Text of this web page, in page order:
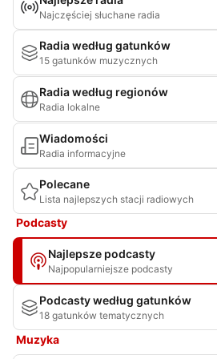
Najczęściej słuchane radia
Radia według gatunków
15 gatunków muzycznych
Radia według regionów
Radia lokalne
Wiadomości
Radia informacyjne
Polecane
Lista najlepszych stacji radiowych
Podcasty
Najlepsze podcasty
Najpopularniejsze podcasty
Podcasty według gatunków
18 gatunków tematycznych
Muzyka